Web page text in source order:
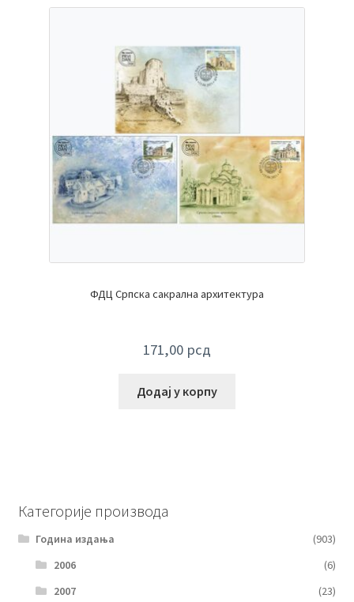
ФДЦ Српска сакрална архитектура
171,00 рсд
Додај у корпу
Категорије производа
Година издања
(903)
2006
(6)
2007
(23)